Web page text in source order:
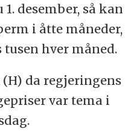
desember, så kan
i åtte måneder,
hver måned.
(H) da regjeringens
var tema i